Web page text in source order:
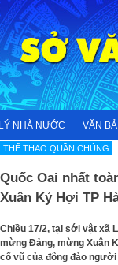
NHÀ NƯỚC VĂN
THỂ THAO QUẦN CHÚNG
Quốc Oai nhất
Xuân Kỷ Hợi TP
Chiều 17/2, tại sới vật xã
mừng Đảng, mừng Xuân
cổ vũ của đông đảo người